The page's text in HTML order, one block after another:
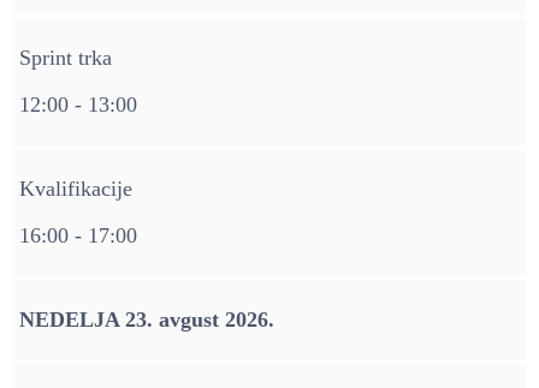
Sprint trka
12:00 - 13:00
Kvalifikacije
16:00 - 17:00
NEDELJA 23. avgust 2026.